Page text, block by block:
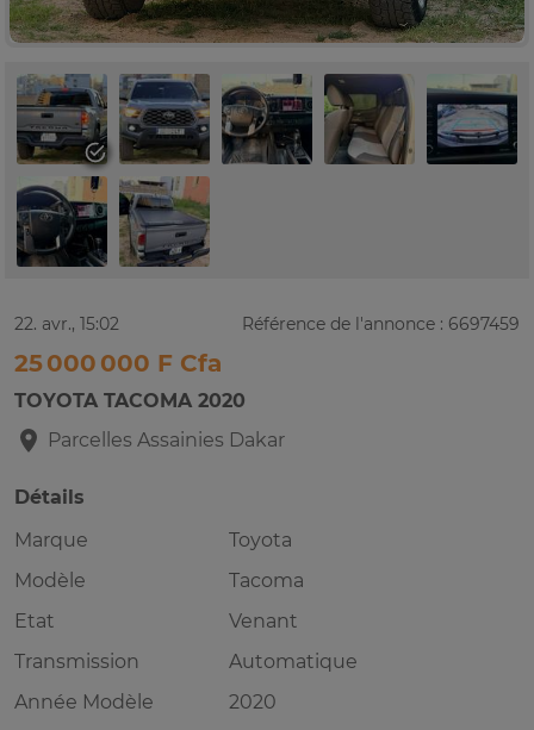
22. avr., 15:02 Référence de l'annonce : 6697459
25 000 000 F Cfa
TOYOTA TACOMA 2020
Parcelles Assainies Dakar
Détails
Marque
Toyota
Modèle
Tacoma
Etat
Venant
Transmission
Automatique
Année Modèle
2020